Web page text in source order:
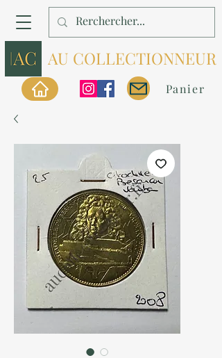
AU COLLECTIONNEUR
Panier